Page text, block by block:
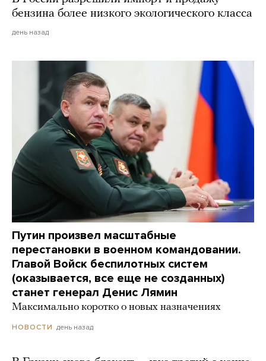
бензина более низкого экологического класса
день назад
Путин произвел масштабные
перестановки в военном командовании.
Главой Войск беспилотных систем
(оказывается, все еще не созданных)
станет генерал Денис Лямин
Максимально коротко о новых назначениях
НОВОСТИ день назад